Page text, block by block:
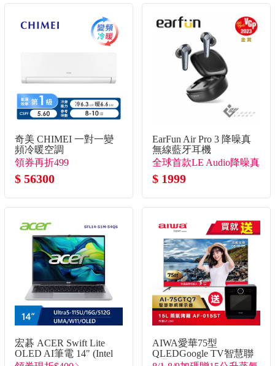
奇美 CHIMEI 一對一變
頻冷暖空調
領券再折499
$ 56300
EarFun Air Pro 3 降噪真
無線藍牙耳機
全球首款LE Audio降噪真
無線
$ 1999
宏碁 ACER Swift Lite
OLED AI筆電 14" (Intel
AIWA愛華75型
QLEDGoogle TV智慧聯